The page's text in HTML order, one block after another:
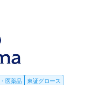
医薬品 東証グロース